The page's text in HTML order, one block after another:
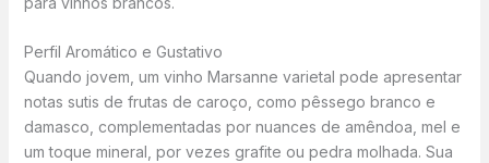
Perfil Aromático e Gustativo
Quando jovem, um vinho Marsanne varietal pode apresentar
notas sutis de frutas de caroço, como pêssego branco e
damasco, complementadas por nuances de amêndoa, mel e
um toque mineral, por vezes grafite ou pedra molhada. Sua